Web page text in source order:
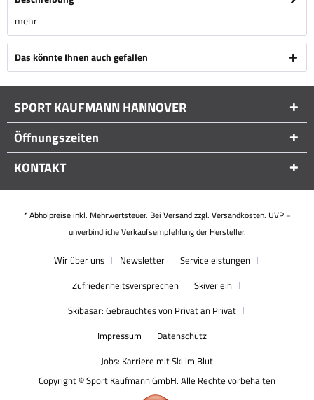
mehr
Das könnte Ihnen auch gefallen
SPORT KAUFMANN HANNOVER
Öffnungszeiten
KONTAKT
* Abholpreise inkl. Mehrwertsteuer. Bei Versand zzgl. Versandkosten. UVP =
unverbindliche Verkaufsempfehlung der Hersteller.
Wir über uns Newsletter
Serviceleistungen
Zufriedenheitsversprechen
Skiverleih
Skibasar: Gebrauchtes von Privat an Privat
Impressum
Datenschutz
Jobs: Karriere mit Ski im Blut
Copyright © Sport Kaufmann GmbH. Alle Rechte vorbehalten